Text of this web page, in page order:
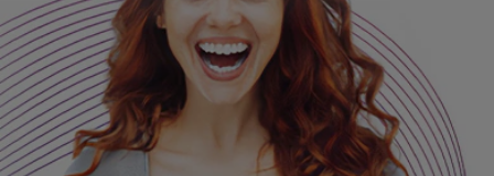
BILAN DE SANTÉ BUCCO-DENTAIRE
RECHERCHE DES SOLUTIONS IDÉALES
BE (FR)